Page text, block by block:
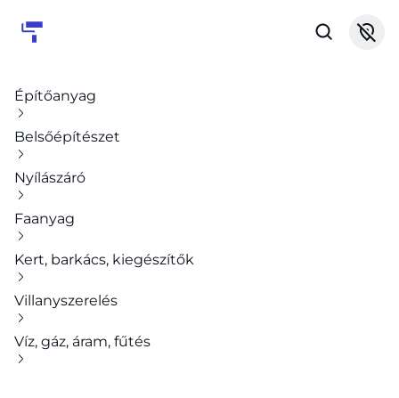
Építőanyag
Belsőépítészet
Nyílászáró
Faanyag
Kert, barkács, kiegészítők
Villanyszerelés
Víz, gáz, áram, fűtés